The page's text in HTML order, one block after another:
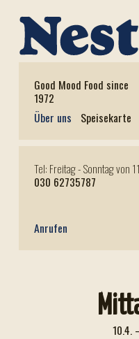
Good Mood Food since
1972
Über uns
Speisekarte
Tel: Freitag - Sonntag von
030 62735787
Anrufen
10.4.